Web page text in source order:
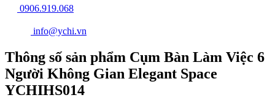
0906.919.068
info@ychi.vn
Thông số sản phẩm Cụm Bàn Làm Việc 6
Người Không Gian Elegant Space
YCHIHS014